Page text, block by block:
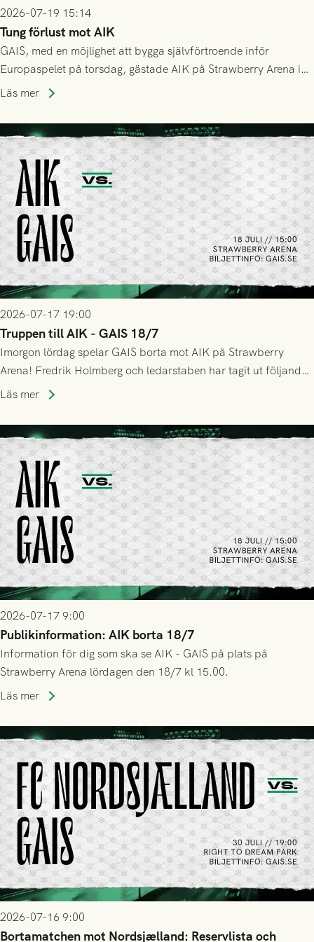
2026-07-19 15:14
Tung förlust mot AIK
GAIS, med en möjlighet att bygga självförtroende inför
Europaspelet på torsdag, gästade AIK på Strawberry Arena i
Stockholm . Men trots konstant hotande i första halvlek av
lyckades få in 2-0.
Läs mer
2026-07-17 19:00
Truppen till AIK - GAIS 18/7
Imorgon lördag spelar GAIS borta mot AIK på Strawberry
Arena! Fredrik Holmberg och ledarstaben har tagit ut följande
trupp till matchen:
Läs mer
2026-07-17 9:00
Publikinformation: AIK borta 18/7
Information för dig som ska se AIK - GAIS på plats på
Strawberry Arena lördagen den 18/7 kl 15.00.
Läs mer
2026-07-16 9:00
Bortamatchen mot Nordsjælland: Reservlista och